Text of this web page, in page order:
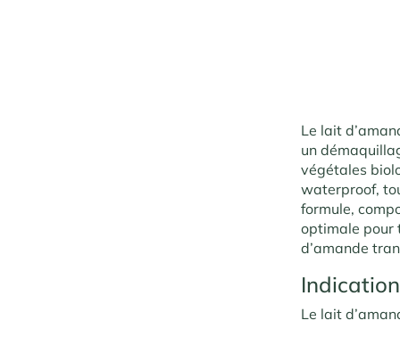
Le lait
un
végétales
waterproof,
formule,
optimale pour
d’amande
Le lait